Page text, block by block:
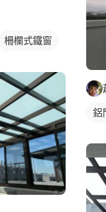
柵欄式鐵窗
鋁